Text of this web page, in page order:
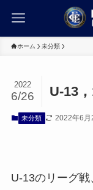
ホーム 未分類
U-13
2022
6/26
未分類 2022年6月
U-13のリーグ